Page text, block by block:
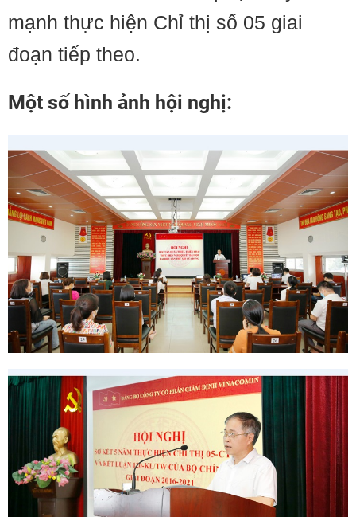
mạnh thực hiện Chỉ thị số 05 giai
đoạn tiếp theo.
Một số hình ảnh hội nghị: